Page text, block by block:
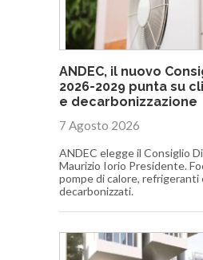
ANDEC, il nuovo
2026-2029 punta su
e decarbonizzazione
7 Agosto 2026
ANDEC elegge il Consiglio
Maurizio Iorio Presidente.
pompe di calore, refrigeranti
decarbonizzati.